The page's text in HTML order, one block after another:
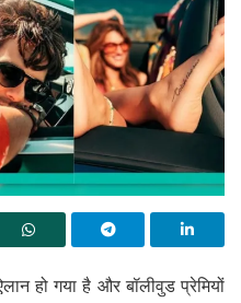
हो गया है और बॉलीवुड प्रेमियों